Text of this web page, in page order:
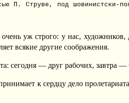
П. Струве, под шовинистски-
уж строго: у нас,
всякие другие соображения.
сегодня — друг рабочих, завтра
к сердцу дело